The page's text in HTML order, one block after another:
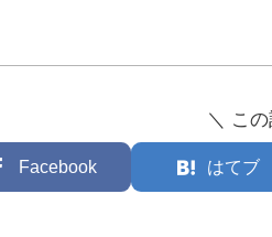
＼ こ
Facebook はてブ